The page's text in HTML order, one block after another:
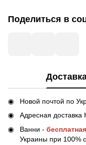
Поделиться в
Новой почтой по
Адресная
Ванни -
Украины при 100%